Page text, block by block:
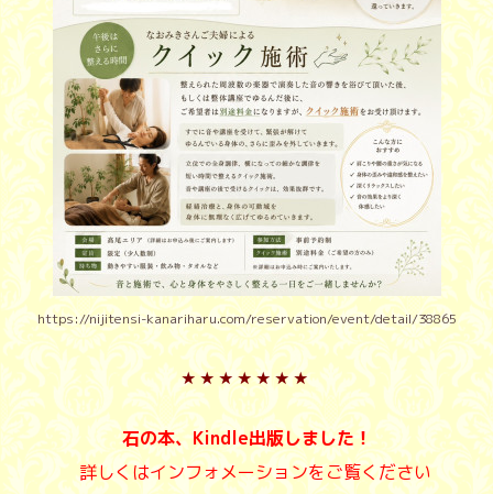
https://nijitensi-kanariharu.com/reservation/event/detail/38865
★★ ★★★ ★★
石の本、Kindle出版しました！
詳しくはインフォメーションをご覧ください